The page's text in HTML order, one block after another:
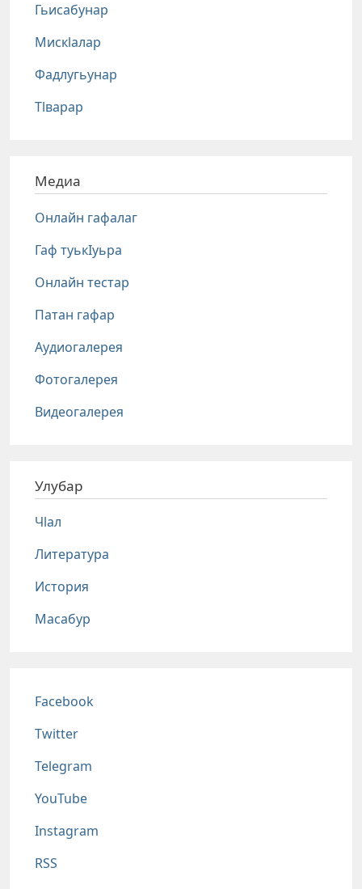
Гьисабунар
Мискlалар
Фадлугьунар
Тlварар
Медиа
Онлайн гафалаг
Гаф туькIуьра
Онлайн тестар
Патан гафар
Аудиогалерея
Фотогалерея
Видеогалерея
Улубар
Чlал
Литература
История
Масабур
Соц сети
Facebook
Twitter
Telegram
YouTube
Instagram
RSS